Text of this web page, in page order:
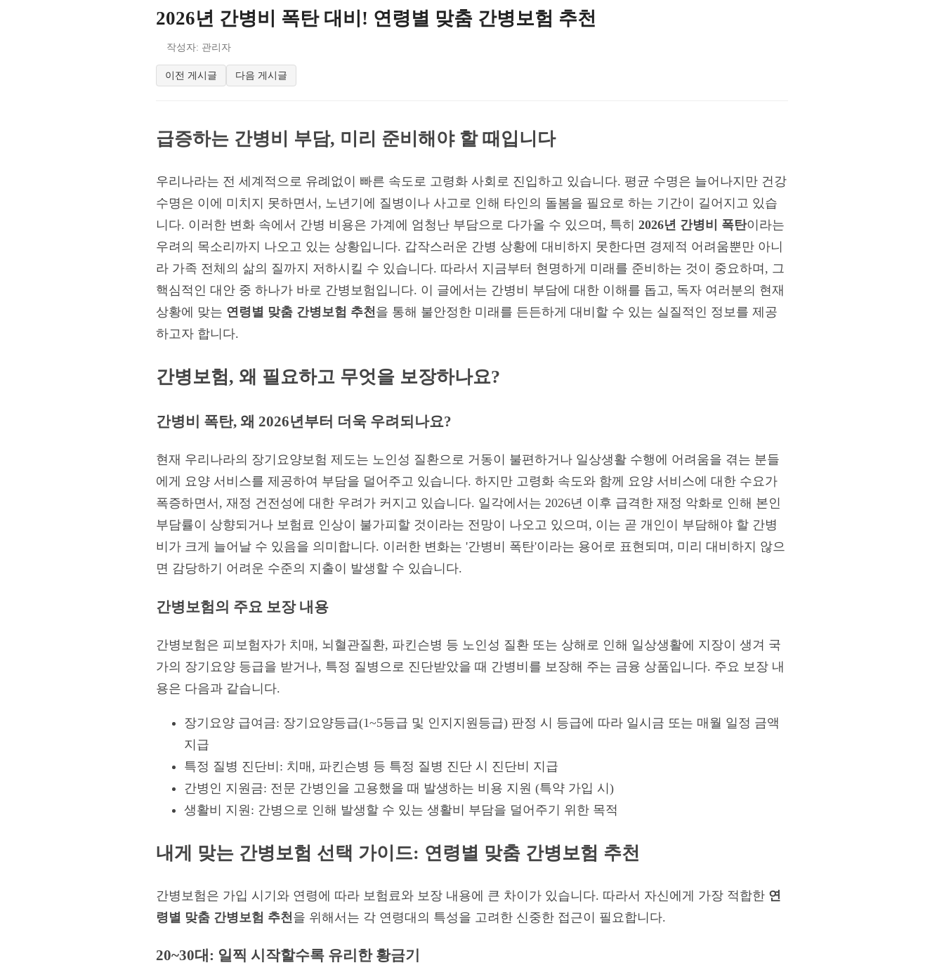
2026년 간병비 폭탄 대비! 연령별 맞춤 간병보험 추천
작성자: 관리자
이전 게시글 다음 게시글
급증하는 간병비 부담, 미리 준비해야 할 때입니다
우리나라는 전 세계적으로 유례없이 빠른 속도로 고령화 사회로 진입하고 있습니다. 평균 수명은 늘어나지만 건강
수명은 이에 미치지 못하면서, 노년기에 질병이나 사고로 인해 타인의 돌봄을 필요로 하는 기간이 길어지고 있습
니다. 이러한 변화 속에서 간병 비용은 가계에 엄청난 부담으로 다가올 수 있으며, 특히 2026년 간병비 폭탄이라는
우려의 목소리까지 나오고 있는 상황입니다. 갑작스러운 간병 상황에 대비하지 못한다면 경제적 어려움뿐만 아니
라 가족 전체의 삶의 질까지 저하시킬 수 있습니다. 따라서 지금부터 현명하게 미래를 준비하는 것이 중요하며, 그
핵심적인 대안 중 하나가 바로 간병보험입니다. 이 글에서는 간병비 부담에 대한 이해를 돕고, 독자 여러분의 현재
상황에 맞는 연령별 맞춤 간병보험 추천 을 통해 불안정한 미래를 든든하게 대비할 수 있는 실질적인 정보를 제공
하고자 합니다.
간병보험, 왜 필요하고 무엇을 보장하나요?
간병비 폭탄, 왜 2026년부터 더욱 우려되나요?
현재 우리나라의 장기요양보험 제도는 노인성 질환으로 거동이 불편하거나 일상생활 수행에 어려움을 겪는 분들
에게 요양 서비스를 제공하여 부담을 덜어주고 있습니다. 하지만 고령화 속도와 함께 요양 서비스에 대한 수요가
폭증하면서, 재정 건전성에 대한 우려가 커지고 있습니다. 일각에서는 2026년 이후 급격한 재정 악화로 인해 본인
부담률이 상향되거나 보험료 인상이 불가피할 것이라는 전망이 나오고 있으며, 이는 곧 개인이 부담해야 할 간병
비가 크게 늘어날 수 있음을 의미합니다. 이러한 변화는 '간병비 폭탄'이라는 용어로 표현되며, 미리 대비하지 않으
면 감당하기 어려운 수준의 지출이 발생할 수 있습니다.
간병보험의 주요 보장 내용
간병보험은 피보험자가 치매, 뇌혈관질환, 파킨슨병 등 노인성 질환 또는 상해로 인해 일상생활에 지장이 생겨 국
가의 장기요양 등급을 받거나, 특정 질병으로 진단받았을 때 간병비를 보장해 주는 금융 상품입니다. 주요 보장 내
용은 다음과 같습니다.
장기요양 급여금: 장기요양등급(1~5등급 및 인지지원등급) 판정 시 등급에 따라 일시금 또는 매월 일정 금액
지급
특정 질병 진단비: 치매, 파킨슨병 등 특정 질병 진단 시 진단비 지급
간병인 지원금: 전문 간병인을 고용했을 때 발생하는 비용 지원 (특약 가입 시)
생활비 지원: 간병으로 인해 발생할 수 있는 생활비 부담을 덜어주기 위한 목적
내게 맞는 간병보험 선택 가이드: 연령별 맞춤 간병보험 추천
간병보험은 가입 시기와 연령에 따라 보험료와 보장 내용에 큰 차이가 있습니다. 따라서 자신에게 가장 적합한 연
령별 맞춤 간병보험 추천 을 위해서는 각 연령대의 특성을 고려한 신중한 접근이 필요합니다.
20~30대: 일찍 시작할수록 유리한 황금기